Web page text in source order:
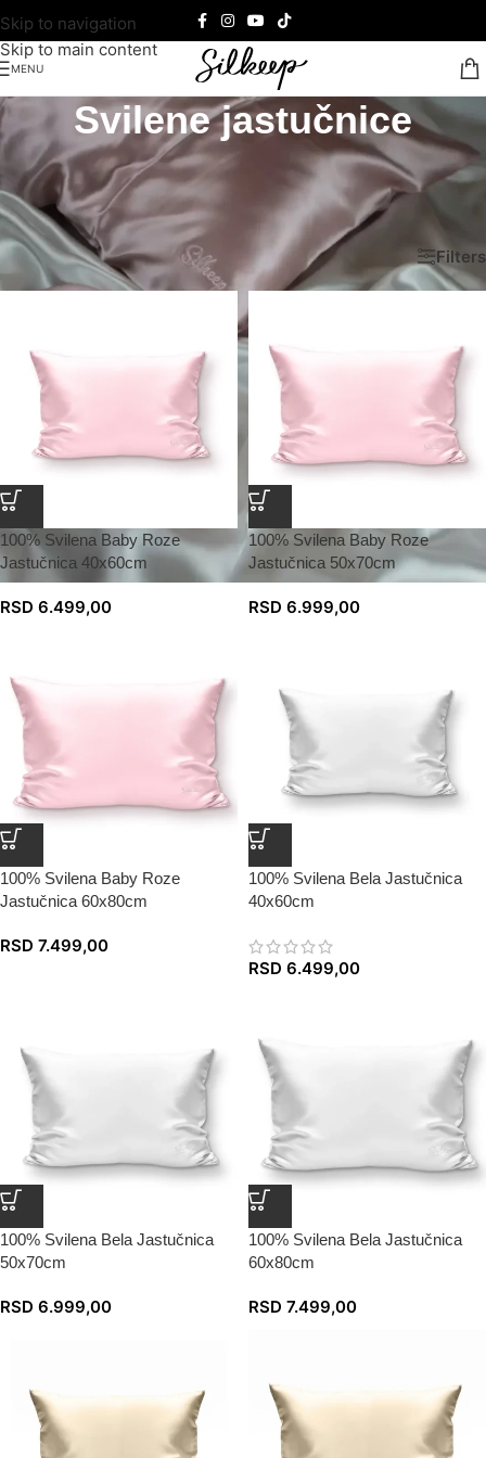
Skip to navigation
Skip to main content
MENU
Svilene jastučnice
Svilene jastučnice pružaju luksuzan osećaj i štite kožu i kosu
tokom sna. Smanjujući trenje, svilene jastučnice sprečavaju
lomljenje kose i pojavu bora.
Почетна/100% Mulberry svila Svilene jastučnice Filters
100% Svilena Baby Roze
Jastučnica 40x60cm
RSD 6.499,00
100% Svilena Baby Roze
Jastučnica 50x70cm
RSD 6.999,00
100% Svilena Baby Roze
Jastučnica 60x80cm
RSD 7.499,00
100% Svilena Bela Jastučnica
40x60cm
RSD 6.499,00
100% Svilena Bela Jastučnica
50x70cm
RSD 6.999,00
100% Svilena Bela Jastučnica
60x80cm
RSD 7.499,00